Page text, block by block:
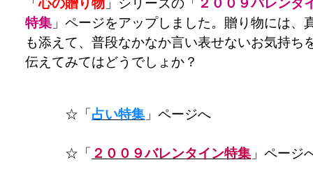
特集 」ページをアップしました。贈り物には、
も添えて、普段なかなか言い表せないお気持ち
伝えてみてはどうでしょか？
☆「占い特集 」ページへ
☆「 ２００９バレンタイン特集 」ページ